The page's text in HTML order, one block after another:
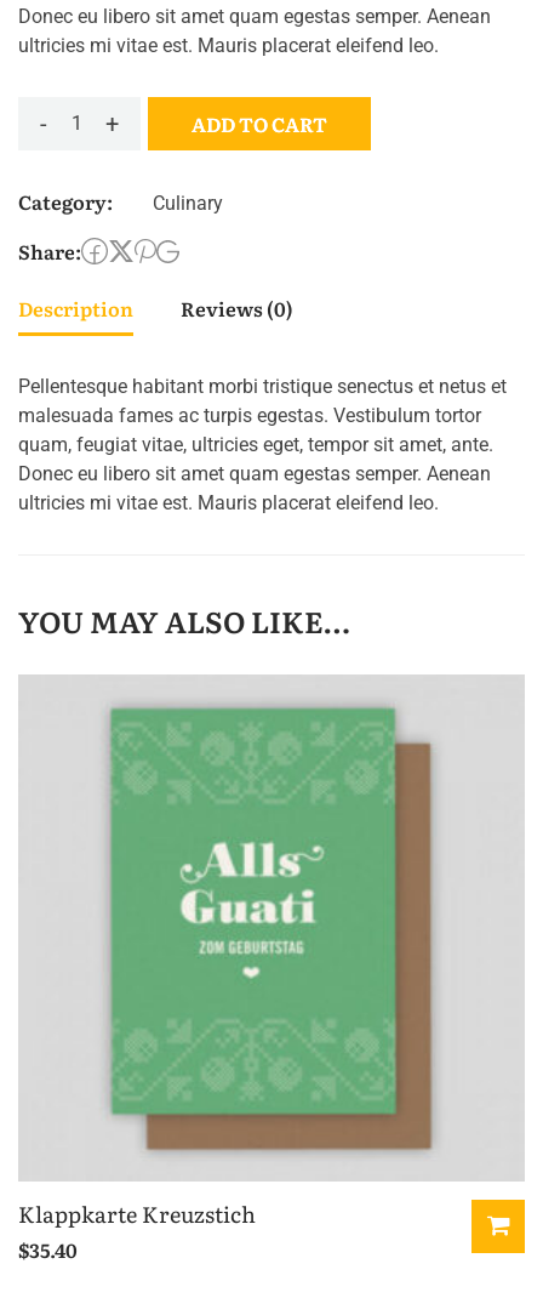
Donec eu libero sit amet quam egestas semper. Aenean
ultricies mi vitae est. Mauris placerat eleifend leo.
- + ADD TO CART
Category: Culinary
Share:
Description
Reviews (0)
Pellentesque habitant morbi tristique senectus et netus et
malesuada fames ac turpis egestas. Vestibulum tortor
quam, feugiat vitae, ultricies eget, tempor sit amet, ante.
Donec eu libero sit amet quam egestas semper. Aenean
ultricies mi vitae est. Mauris placerat eleifend leo.
YOU MAY ALSO LIKE…
Klappkarte Kreuzstich
$35.40